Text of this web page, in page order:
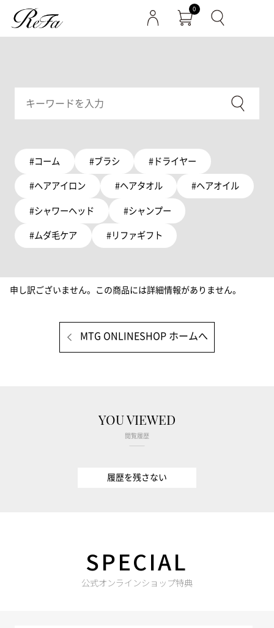
0
#コーム #ブラシ #ドライヤー
#ヘアアイロン #ヘアタオル #ヘアオイル
#シャワーヘッド #シャンプー
#ムダ毛ケア #リファギフト
申し訳ございません。この商品には詳細情報がありません。
MTG ONLINESHOP ホームへ
YOU VIEWED
閲覧履歴
履歴を残さない
SPECIAL
公式オンラインショップ特典